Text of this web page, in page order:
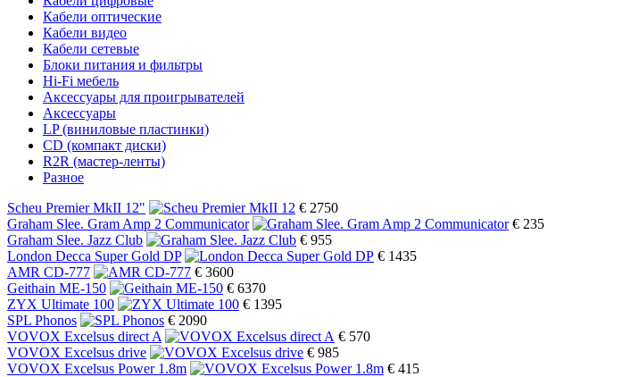
Кабели оптические
Кабели видео
Кабели сетевые
Блоки питания и фильтры
Hi-Fi мебель
Аксессуары для проигрывателей
Аксессуары
LP (виниловые пластинки)
CD (компакт диски)
R2R (мастер-ленты)
Разное
Scheu Premier MkII 12"
€ 2750
Graham Slee. Gram Amp 2 Communicator
€ 235
Graham Slee. Jazz Club
€ 955
London Decca Super Gold DP
€ 1435
AMR CD-777
€ 3600
Geithain ME-150
€ 6370
ZYX Ultimate 100
€ 1395
SPL Phonos
€ 2090
VOVOX Excelsus direct A
€ 570
VOVOX Excelsus drive
€ 985
VOVOX Excelsus Power 1.8m
€ 415